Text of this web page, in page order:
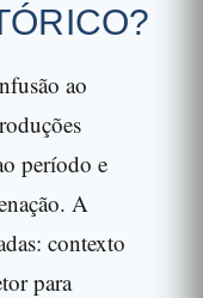
ao
período e
A
contexto
para